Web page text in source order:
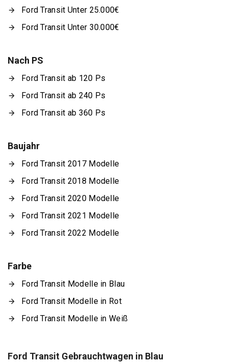
Ford Transit Unter 25.000€
Ford Transit Unter 30.000€
Nach PS
Ford Transit ab 120 Ps
Ford Transit ab 240 Ps
Ford Transit ab 360 Ps
Baujahr
Ford Transit 2017 Modelle
Ford Transit 2018 Modelle
Ford Transit 2020 Modelle
Ford Transit 2021 Modelle
Ford Transit 2022 Modelle
Farbe
Ford Transit Modelle in Blau
Ford Transit Modelle in Rot
Ford Transit Modelle in Weiß
Ford Transit Gebrauchtwagen in Blau